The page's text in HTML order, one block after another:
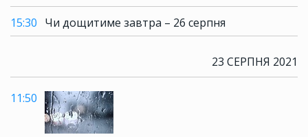
15:30 Чи дощитиме завтра – 26 серпня
23 СЕРПНЯ 2021
11:50